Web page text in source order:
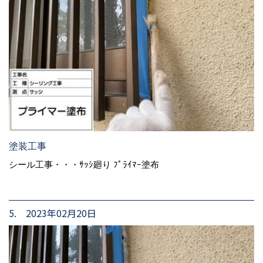
塗装工事
シール工事・・・ｻｯｼ廻り ﾌﾟﾗｲﾏｰ塗布
5. 2023年02月20日